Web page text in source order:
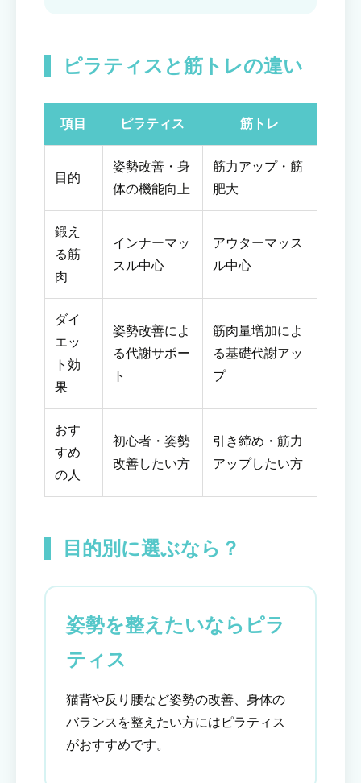
ピラティスと筋トレの違い
項目 ピラティス 筋トレ
目的
姿勢改善・身
体の機能向上
筋力アップ・筋
肥大
鍛え
る筋
肉
インナーマッ
スル中心
アウターマッス
ル中心
ダイ
エッ
ト効
果
姿勢改善によ
る代謝サポー
ト
筋肉量増加によ
る基礎代謝アッ
プ
おす
すめ
の人
初心者・姿勢
改善したい方
引き締め・筋力
アップしたい方
目的別に選ぶなら？
姿勢を整えたいならピラ
ティス
猫背や反り腰など姿勢の改善、身体の
バランスを整えたい方にはピラティス
がおすすめです。